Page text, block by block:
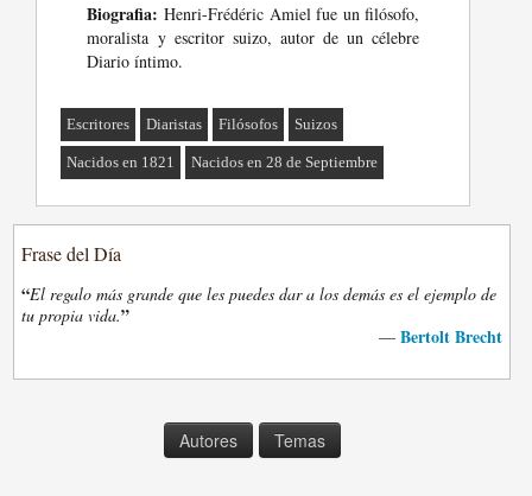
Biografia: Henri-Frédéric Amiel fue un filósofo,
moralista y escritor suizo, autor de un célebre
Diario íntimo.
Escritores Diaristas Filósofos Suizos
Nacidos en 1821 Nacidos en 28 de Septiembre
Frase del Día
“El regalo más grande que les puedes dar a los demás es el ejemplo de
tu propia vida.”
— Bertolt Brecht
Autores Temas